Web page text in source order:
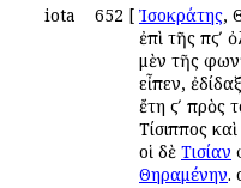
iota
652 [ Ἰσοκράτης,
ἐπὶ τῆς πϛʹ
μὲν τῆς
εἶπεν,
ἔτη ϛʹ πρὸς
Τίσιππος
οἱ δὲ Τισίαν
Θηραμένην.